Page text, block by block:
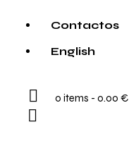
Contactos
English
0 items - 0.00 €